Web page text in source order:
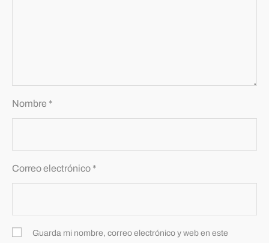
Nombre *
Correo electrónico *
Guarda mi nombre, correo electrónico y web en este